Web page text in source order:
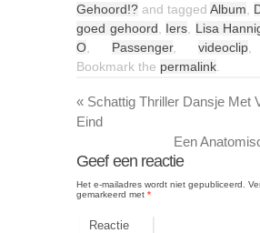
Gehoord!? and tagged Album
goed gehoord
Iers Lisa
O
Passenger, videoclip
Bookmark the permalink
« Schattig Thriller Dansje Met
Eind
Een
Geef een reactie
Het e-mailadres wordt niet gepubliceerd.
gemarkeerd met *
Reactie